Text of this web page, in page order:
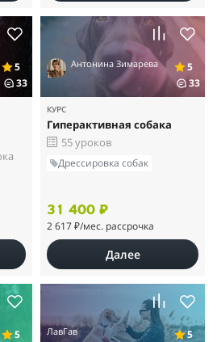
5
33
Антонина Зимарева
5
33
КУРС
Гиперактивная собака
55 уроков
Дрессировка собак
31 400 ₽
2 617 ₽/мес. рассрочка
Далее
5
ЛавГав
5